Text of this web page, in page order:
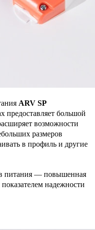
ARV SP
предоставляет большой
возможности
размеров
в профиль и другие
питания — повышенная
показателем надежности